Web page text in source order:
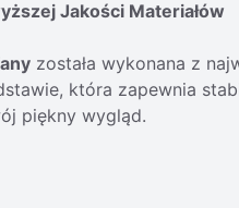
Jakości Materiałów
została wykonana z
która zapewnia
piękny wygląd.